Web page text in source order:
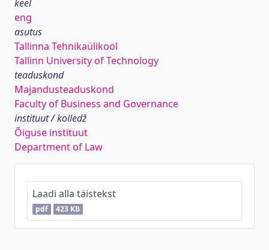
keel
eng
asutus
Tallinna Tehnikaülikool
Tallinn University of Technology
teaduskond
Majandusteaduskond
Faculty of Business and Governance
instituut / kolledž
Õiguse instituut
Department of Law
Laadi alla täistekst
pdf 423 KB